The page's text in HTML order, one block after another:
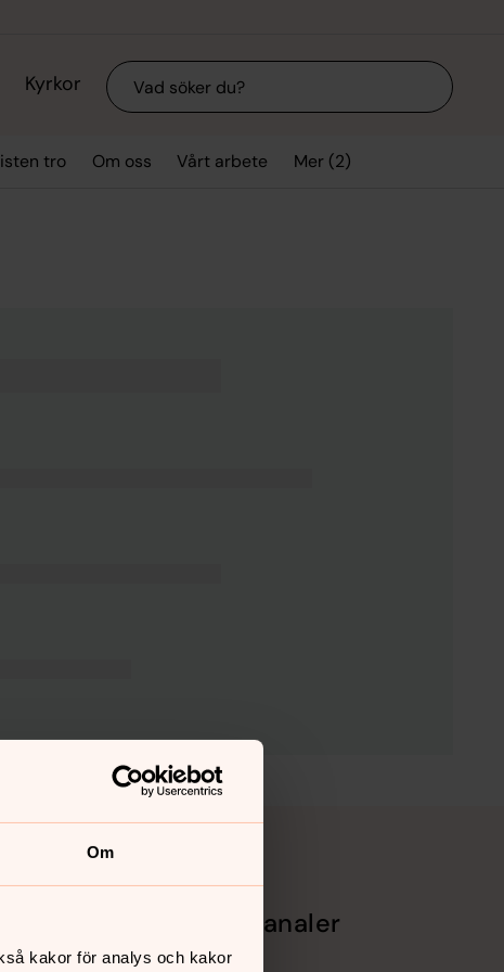
Om
kakor för analys och kakor
Kyrkor Sök
tro Om oss Vårt arbete Mer (2)
Sociala kanaler